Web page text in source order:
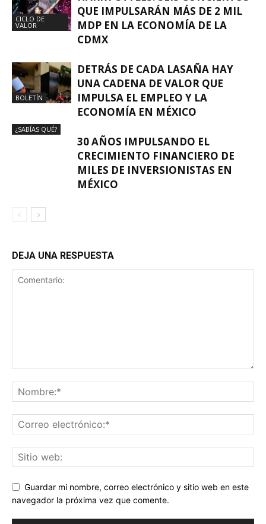
CICLO DE
VALOR
QUE IMPULSARÁN MÁS DE 2 MIL
MDP EN LA ECONOMÍA DE LA
CDMX
BOLETÍN
DETRÁS DE CADA LASAÑA HAY
UNA CADENA DE VALOR QUE
IMPULSA EL EMPLEO Y LA
ECONOMÍA EN MÉXICO
¿SABÍAS QUÉ?
30 AÑOS IMPULSANDO EL
CRECIMIENTO FINANCIERO DE
MILES DE INVERSIONISTAS EN
MÉXICO
DEJA UNA RESPUESTA
Guardar mi nombre, correo electrónico y sitio web en este
navegador la próxima vez que comente.